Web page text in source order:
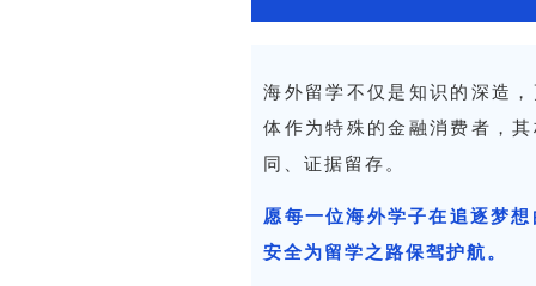
海外留学不仅是知识的深造
体作为特殊的金融消费者，
同、证据留存。
愿每一位海外学子在追逐梦
安全为留学之路保驾护航。